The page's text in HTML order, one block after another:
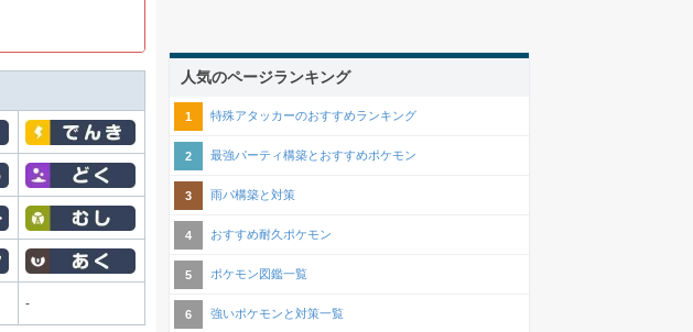
-
人気のページランキング
特殊アタッカーのおすすめランキング
最強パーティ構築とおすすめポケモン
雨パ構築と対策
おすすめ耐久ポケモン
ポケモン図鑑一覧
強いポケモンと対策一覧